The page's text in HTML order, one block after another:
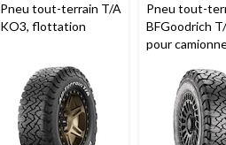
Pneu tout-terrain T/A
KO3, flottation
Pneu tout-
BFGoodrich
pour